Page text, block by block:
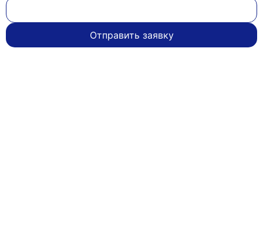
Отправить заявку